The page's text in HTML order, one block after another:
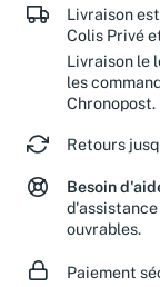
Livraison
Colis Privé
Livraison le
les
Retours
Besoin
d'assistance